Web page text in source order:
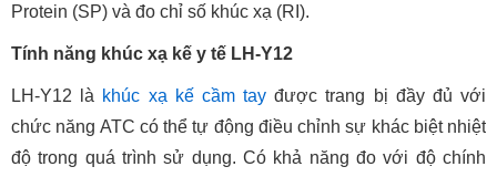
Protein (SP) và đo chỉ số khúc xạ (RI).
Tính năng khúc xạ kế y tế LH-Y12
LH-Y12 là khúc xạ kế cầm tay được trang bị đầy đủ với
chức năng ATC có thể tự động điều chỉnh sự khác biệt nhiệt
độ trong quá trình sử dụng. Có khả năng đo với độ chính